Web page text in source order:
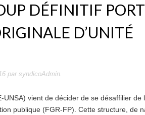
DÉFINITIF
D’UNITÉ
par syndicoAdmin.
UNSA) vient de décider de se désaffilier de
publique (FGR-FP). Cette structure, de